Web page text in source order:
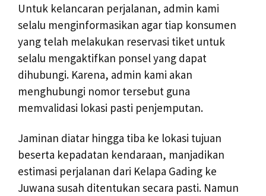
Untuk kelancaran perjalanan, admin kami
selalu menginformasikan agar tiap konsumen
yang telah melakukan reservasi tiket untuk
selalu mengaktifkan ponsel yang dapat
dihubungi. Karena, admin kami akan
menghubungi nomor tersebut guna
memvalidasi lokasi pasti penjemputan.
Jaminan diatar hingga tiba ke lokasi tujuan
beserta kepadatan kendaraan, manjadikan
estimasi perjalanan dari Kelapa Gading ke
Juwana susah ditentukan secara pasti. Namun